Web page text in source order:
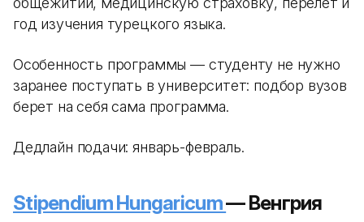
год изучения турецкого языка.
Особенность программы — студенту не нужно
заранее поступать в университет: подбор вузов
берет на себя сама программа.
Дедлайн подачи: январь-февраль.
Stipendium Hungaricum— Венгрия